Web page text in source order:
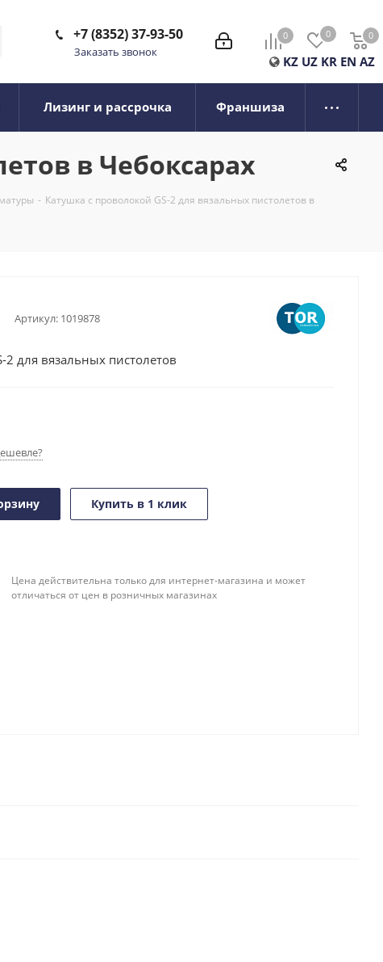
0 0 0
0
KZ UZ KR EN AZ
+7 (8352) 37-93-50
Заказать звонок
Лизинг и рассрочка Франшиза
в Чебоксарах
- Катушка с проволокой GS-2 для вязальных пистолетов в
Артикул: 1019878
2 для вязальных пистолетов
Купить в 1 клик
Цена действительна только для интернет-магазина и может
отличаться от цен в розничных магазинах